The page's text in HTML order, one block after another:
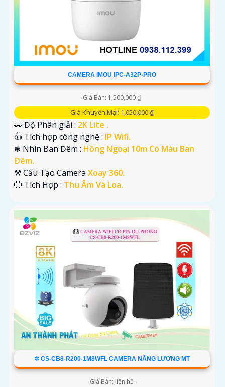
CAMERA IMOU IPC-A32P-PRO
Giá Bán: 1,500,000 ₫
Giá Khuyến Mại: 1,050,000 ₫
👀 Độ Phân giải : 2K Lite .
👍 Tích hợp công nghệ : IP Wifi.
❃ Nhìn Ban Đêm : Hồng Ngoại 10m Có Màu Ban
Ðêm.
⚒ Cấu Tạo Camera Xoay 360.
️💮 Tích Hợp : Thu Âm Và Loa.
✲ CS-CB8-R200-1M8WFL CAMERA NĂNG LƯƠNG MT
Giá Bán: liên hệ